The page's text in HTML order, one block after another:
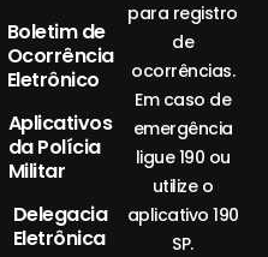
Boletim de
Ocorrência
Eletrônico
Aplicativos
da Polícia
Militar
Delegacia
Eletrônica
para registro
de
ocorrências.
Em caso de
emergência
ligue 190 ou
utilize o
aplicativo 190
SP.